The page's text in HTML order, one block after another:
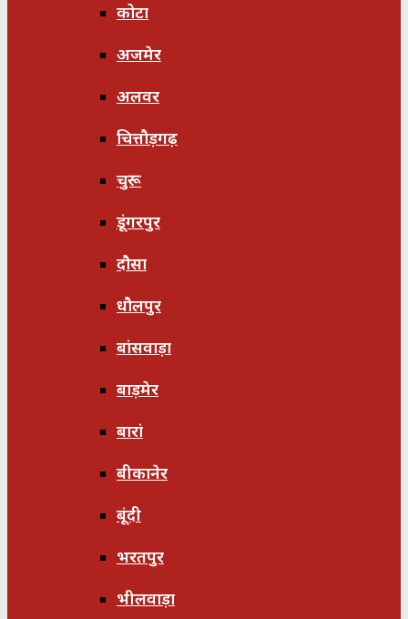
कोटा
अजमेर
अलवर
चित्तौड़गढ़
चुरू
डूंगरपुर
दौसा
धौलपुर
बांसवाड़ा
बाड़मेर
बारां
बीकानेर
बूंदी
भरतपुर
भीलवाड़ा